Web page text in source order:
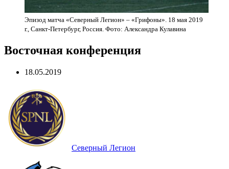
Эпизод матча «Северный Легион» – «Грифоны». 18 мая 2019
г., Санкт-Петербург, Россия. Фото: Александра Кулавина
Восточная конференция
18.05.2019
Северный Легион